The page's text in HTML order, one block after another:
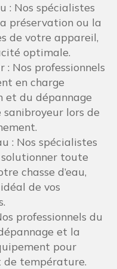
: Nos spécialistes
préservation ou la
de votre appareil,
optimale.
: Nos professionnels
en charge
et du dépannage
lors de
: Nos spécialistes
toute
chasse d’eau,
de vos
professionnels du
et la
pour
de température.